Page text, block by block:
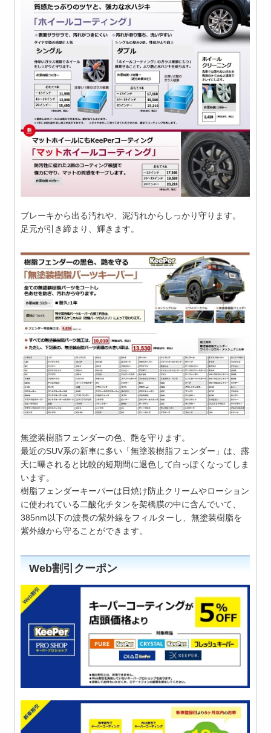
ブレーキから出る汚れや、泥汚れからしっかり守ります。
足元が引き締まり、輝きます。
無塗装樹脂フェンダーの色、艶を守ります。
最近のSUV系の新車に多い「無塗装樹脂フェンダー」は、露
天に曝されると比較的短期間に退色して白っぽくなってしま
います。
樹脂フェンダーキーパーは日焼け防止クリームやローション
に使われている二酸化チタンを架橋膜の中に含んでいて、
385nm以下の波長の紫外線をフィルターし、無塗装樹脂を
紫外線から守ることができます。
Web割引クーポン